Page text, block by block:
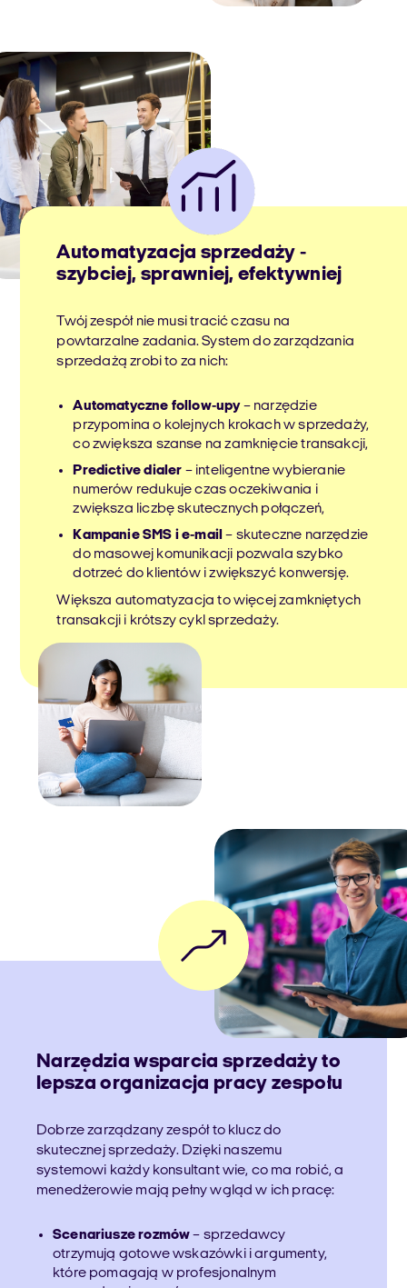
Automatyzacja sprzedaży -
szybciej, sprawniej, efektywniej
Twój zespół nie musi tracić czasu na
powtarzalne zadania. System do zarządzania
sprzedażą zrobi to za nich:
Automatyczne follow-upy– narzędzie
przypomina o kolejnych krokach w sprzedaży,
co zwiększa szanse na zamknięcie transakcji,
Predictive dialer – inteligentne wybieranie
numerów redukuje czas oczekiwania i
zwiększa liczbę skutecznych połączeń,
Kampanie SMS i e-mail – skuteczne narzędzie
do masowej komunikacji pozwala szybko
dotrzeć do klientów i zwiększyć konwersję.
Większa automatyzacja to więcej zamkniętych
transakcji i krótszy cykl sprzedaży.
Narzędzia wsparcia sprzedaży to
lepsza organizacja pracy zespołu
Dobrze zarządzany zespół to klucz do
skutecznej sprzedaży. Dzięki naszemu
systemowi każdy konsultant wie, co ma robić, a
menedżerowie mają pełny wgląd w ich pracę:
Scenariusze rozmów– sprzedawcy
otrzymują gotowe wskazówki i argumenty,
które pomagają w profesjonalnym